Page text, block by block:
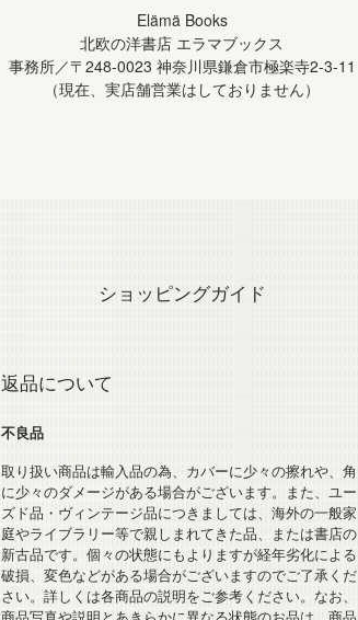
Elämä Books
北欧の洋書店 エラマブックス
事務所／〒248-0023 神奈川県鎌倉市極楽寺2-3-11
（現在、実店舗営業はしておりません）
ショッピングガイド
返品について
不良品
取り扱い商品は輸入品の為、カバーに少々の擦れや、角
に少々のダメージがある場合がございます。また、ユー
ズド品・ヴィンテージ品につきましては、海外の一般家
庭やライブラリー等で親しまれてきた品、または書店の
新古品です。個々の状態にもよりますが経年劣化による
破損、変色などがある場合がございますのでご了承くだ
さい。詳しくは各商品の説明をご参考ください。なお、